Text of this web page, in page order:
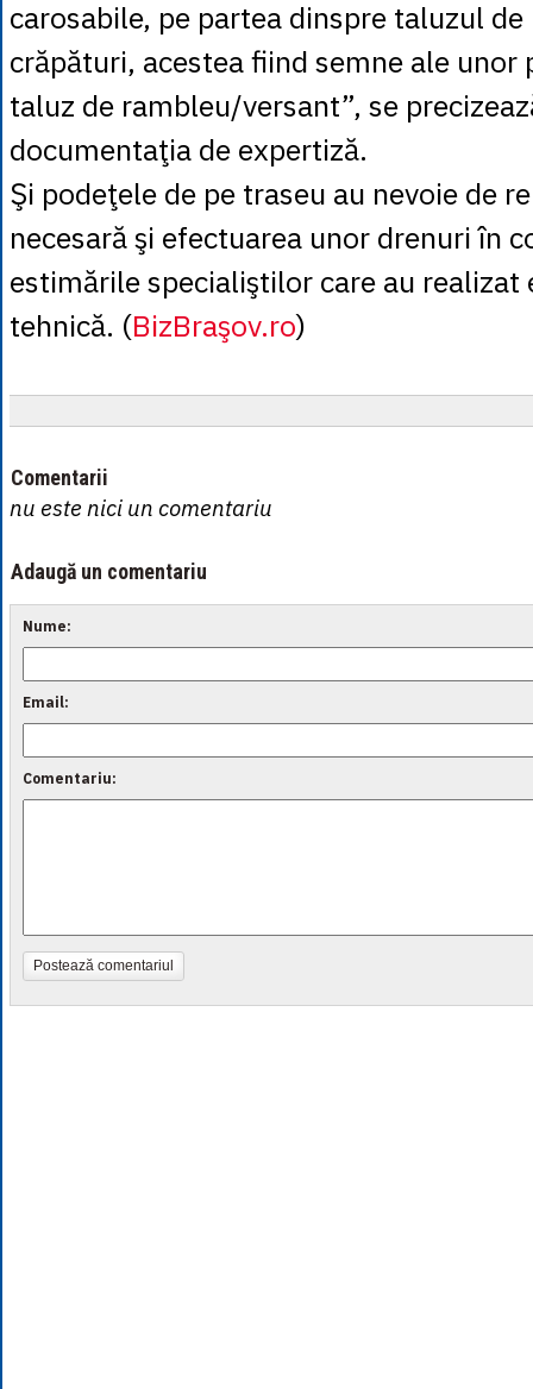
carosabile, pe partea dinspre taluzul
crăpături, acestea fiind semne ale unor
taluz de rambleu/versant”, se
documentaţia de expertiză.
Şi podeţele de pe traseu au nevoie de
necesară şi efectuarea unor drenuri în
estimările specialiştilor care au realizat
tehnică. (BizBraşov.ro)
Comentarii
nu este nici un comentariu
Adaugă un comentariu
Nume:
Email:
Comentariu:
Postează comentariul